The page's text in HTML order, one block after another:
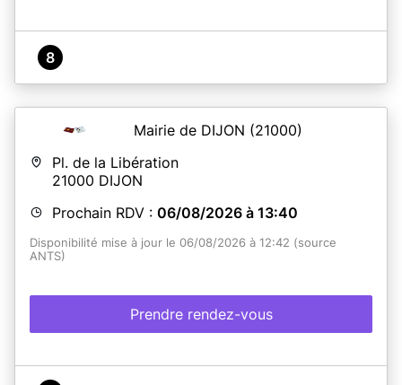
8
Mairie de DIJON (21000)
Pl. de la Libération
21000 DIJON
Prochain RDV : 06/08/2026 à 13:40
Disponibilité mise à jour le 06/08/2026 à 12:42 (source
ANTS)
Prendre rendez-vous